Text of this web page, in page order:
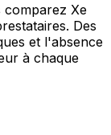
comparez Xe
Des
et l'absence
à chaque